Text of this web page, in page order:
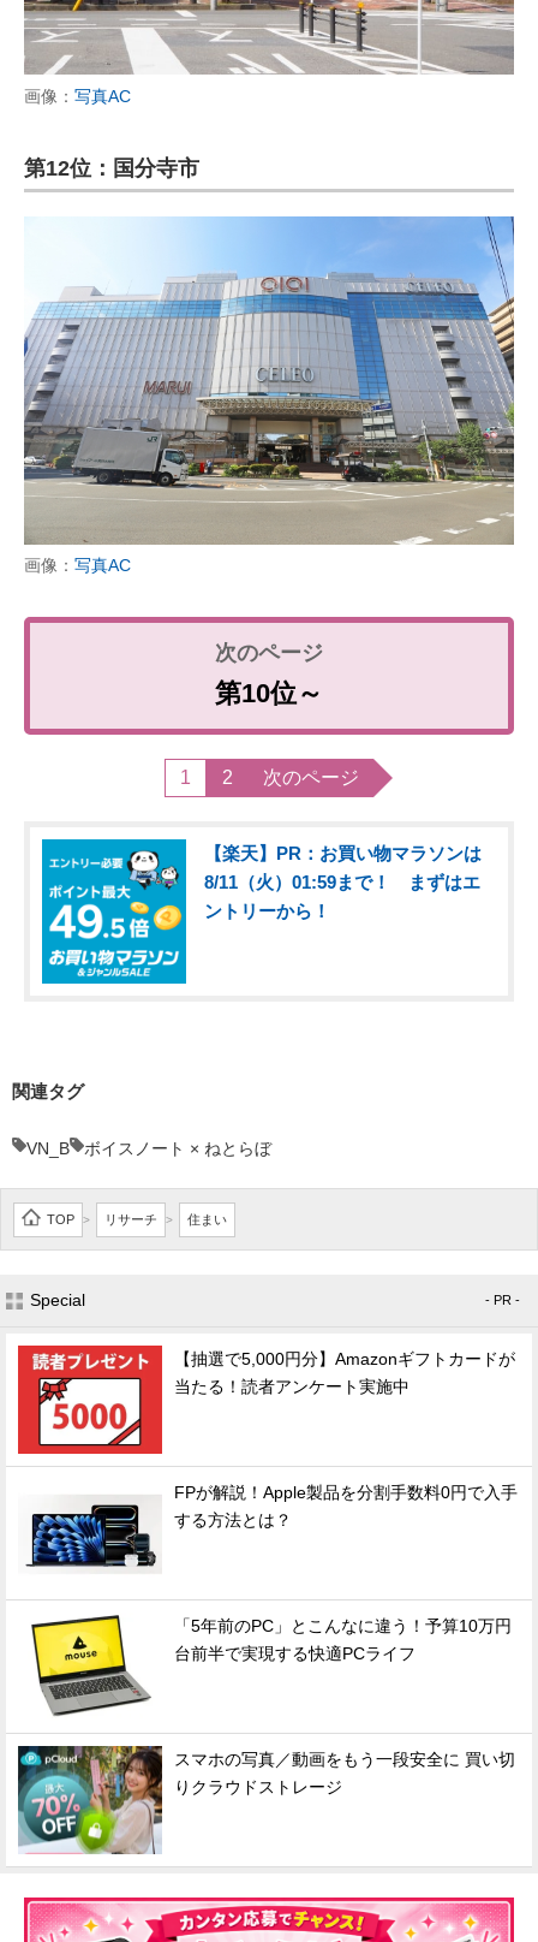
画像： 写真AC
第12位：国分寺市
画像： 写真AC
第10位～
1 2 次のページ
【楽天】PR：お買い物マラソンは
8/11（火）01:59まで！ まずはエ
ントリーから！
関連タグ
VN_B ボイスノート × ねとらぼ
TOP > リサーチ > 住まい
Special - PR -
【抽選で5,000円分】Amazonギフトカードが
当たる！読者アンケート実施中
FPが解説！Apple製品を分割手数料0円で入手
する方法とは？
「5年前のPC」とこんなに違う！予算10万円
台前半で実現する快適PCライフ
スマホの写真／動画をもう一段安全に 買い切
りクラウドストレージ